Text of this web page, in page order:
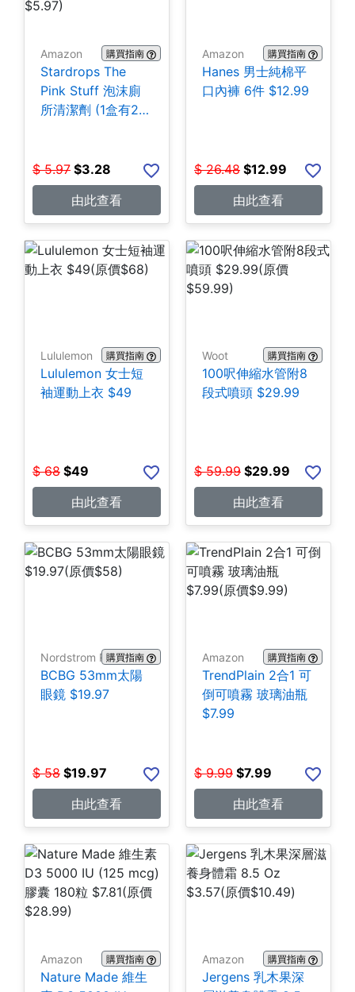
Amazon 購買指南
Stardrops The
Pink Stuff 泡沫廁
所清潔劑 (1盒有2
$ 5.97 $3.28
由此查看
Amazon 購買指南
Hanes 男士純棉平
口內褲 6件 $12.99
$ 26.48 $12.99
由此查看
Lululemon 購買指南
Lululemon 女士短
袖運動上衣 $49
$ 68 $49
由此查看
Woot 購買指南
100呎伸縮水管附8
段式噴頭 $29.99
$ 59.99 $29.99
由此查看
Nordstrom Rack購買指南
BCBG 53mm太陽
眼鏡 $19.97
$ 58 $19.97
由此查看
Amazon 購買指南
TrendPlain 2合1 可
倒可噴霧 玻璃油瓶
$7.99
$ 9.99 $7.99
由此查看
Amazon 購買指南
Nature Made 維生
Amazon 購買指南
Jergens 乳木果深